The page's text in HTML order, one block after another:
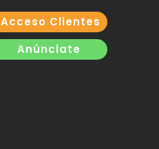
Acceso Clientes
Anúnciate